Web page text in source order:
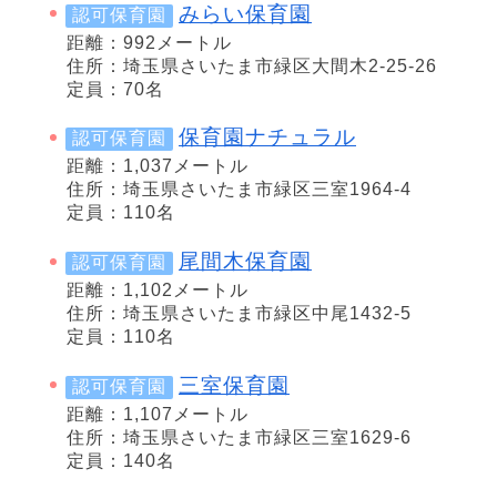
認可保育園 みらい保育園
距離：992メートル
住所：埼玉県さいたま市緑区大間木2-25-26
定員：70名
認可保育園 保育園ナチュラル
距離：1,037メートル
住所：埼玉県さいたま市緑区三室1964-4
定員：110名
認可保育園 尾間木保育園
距離：1,102メートル
住所：埼玉県さいたま市緑区中尾1432-5
定員：110名
認可保育園 三室保育園
距離：1,107メートル
住所：埼玉県さいたま市緑区三室1629-6
定員：140名